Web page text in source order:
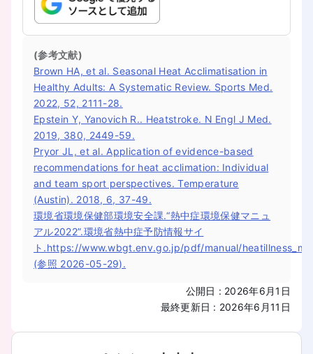
(参考文献)
Brown HA, et al. Seasonal Heat Acclimatisation in
Healthy Adults: A Systematic Review. Sports Med.
2022, 52, 2111-28.
Epstein Y, Yanovich R.. Heatstroke. N Engl J Med.
2019, 380, 2449-59.
Pryor JL, et al. Application of evidence-based
recommendations for heat acclimation: Individual
and team sport perspectives. Temperature
(Austin). 2018, 6, 37-49.
環境省環境保健部環境安全課.“熱中症環境保健マニュ
アル2022”.環境省熱中症予防情報サイ
ト.https://www.wbgt.env.go.jp/pdf/manual/
(参照 2026-05-29).
公開日 : 2026年6月1日
最終更新日 : 2026年6月11日